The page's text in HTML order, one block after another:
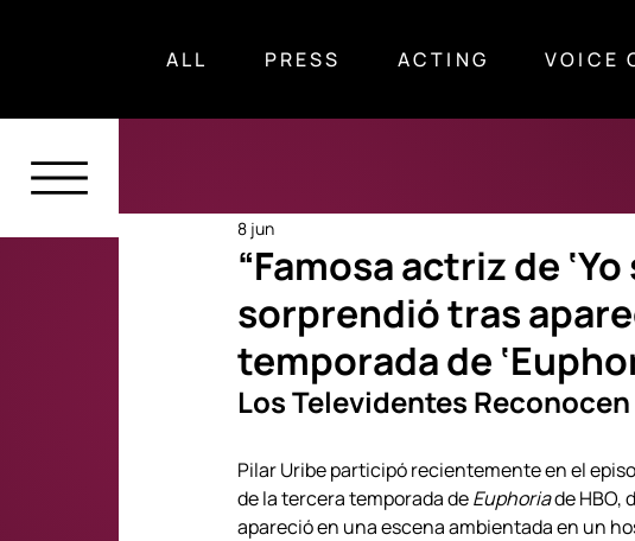
ALL PRESS ACTING VOICE
“Famosa actriz de
sorprendió tras
temporada de
8 jun
Los Televidentes
Pilar Uribe participó recientemente en el
de la tercera temporada de Euphoria de HBO,
apareció en una escena ambientada en un